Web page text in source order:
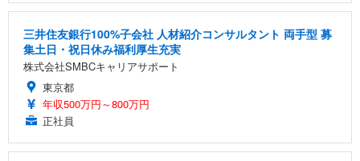
三井住友銀行100%子会社 人材紹介コンサルタント 両手型 募
集土日・祝日休み福利厚生充実
株式会社SMBCキャリアサポート
東京都
年収500万円～800万円
正社員